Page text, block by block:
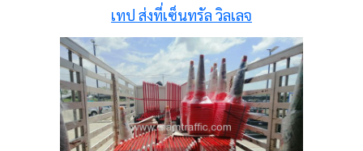
เทป ส่งที่เซ็นทรัล วิลเลจ